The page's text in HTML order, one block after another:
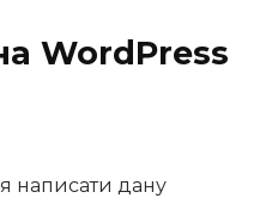
WordPress
написати дану